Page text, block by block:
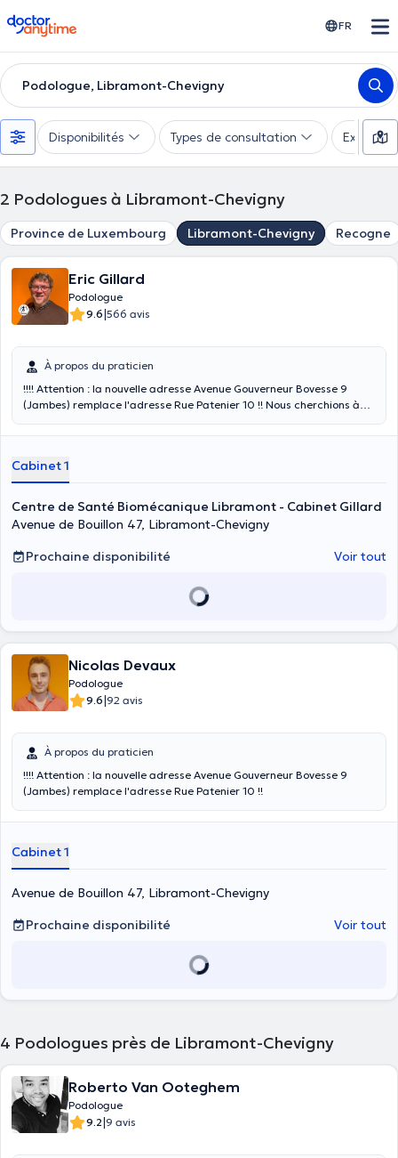
doctoranytime FR
Podologue, Libramont-Chevigny
Disponibilités Types de consultation Expertise
2 Podologues à Libramont-Chevigny
Province de Luxembourg Libramont-Chevigny Recogne
Eric Gillard
Podologue
9.6|566 avis
À propos du praticien
!!!! Attention : la nouvelle adresse Avenue Gouverneur Bovesse 9
(Jambes) remplace l'adresse Rue Patenier 10 !! Nous cherchions à
s'occupe d'une partie du corps. Nous voulions une approche globale,
sommes un ensemble qui fonctionne bien lorsque chaque partie
individuelle travaille correctement en symbiose avec les autres.
C'est pourquoi nous nous sommes formés dans la biomécanique
(mécanique humaine) holistique (globale). Nous mesurons,
analysons, examinons le corps) afin de connaitre ses capacités et
son fonctionnements.
Cabinet 1
Centre de Santé Biomécanique Libramont - Cabinet Gillard
Avenue de Bouillon 47, Libramont-Chevigny
Prochaine disponibilité
Voir tout
Nicolas Devaux
Podologue
9.6|92 avis
À propos du praticien
!!!! Attention : la nouvelle adresse Avenue Gouverneur Bovesse 9
(Jambes) remplace l'adresse Rue Patenier 10 !!
Cabinet 1
Avenue de Bouillon 47, Libramont-Chevigny
Prochaine disponibilité
Voir tout
4 Podologues près de Libramont-Chevigny
Roberto Van Ooteghem
Podologue
9.2|9 avis